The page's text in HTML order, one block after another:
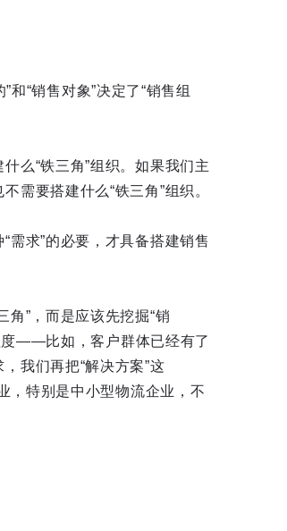
和“销售对象”决定了“销售组
么“铁三角”组织。如果我们主
需要搭建什么“铁三角”组织。
需求”的必要，才具备搭建销售
”，而是应该先挖掘“销
度——比如，客户群体已经有了
我们再把“解决方案”这
，特别是中小型物流企业，不